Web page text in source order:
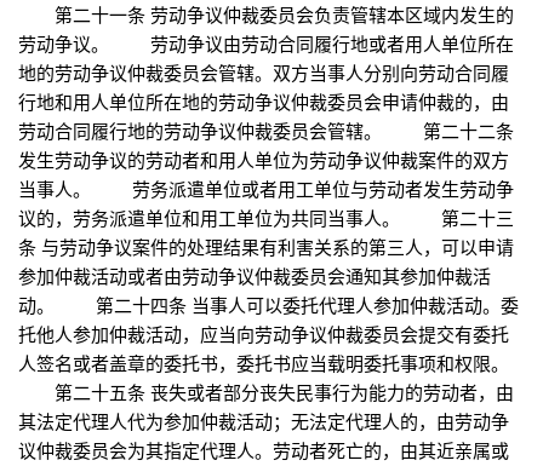
第二十一条 劳动争议仲裁委员会负责管辖本区域内发生的
劳动争议。 劳动争议由劳动合同履行地或者用人单位所在
地的劳动争议仲裁委员会管辖。双方当事人分别向劳动合同履
行地和用人单位所在地的劳动争议仲裁委员会申请仲裁的，由
劳动合同履行地的劳动争议仲裁委员会管辖。 第二十二条
发生劳动争议的劳动者和用人单位为劳动争议仲裁案件的双方
当事人。 劳务派遣单位或者用工单位与劳动者发生劳动争
议的，劳务派遣单位和用工单位为共同当事人。 第二十三
条 与劳动争议案件的处理结果有利害关系的第三人，可以申请
参加仲裁活动或者由劳动争议仲裁委员会通知其参加仲裁活
动。 第二十四条 当事人可以委托代理人参加仲裁活动。委
托他人参加仲裁活动，应当向劳动争议仲裁委员会提交有委托
人签名或者盖章的委托书，委托书应当载明委托事项和权限。
第二十五条 丧失或者部分丧失民事行为能力的劳动者，由
其法定代理人代为参加仲裁活动；无法定代理人的，由劳动争
议仲裁委员会为其指定代理人。劳动者死亡的，由其近亲属或